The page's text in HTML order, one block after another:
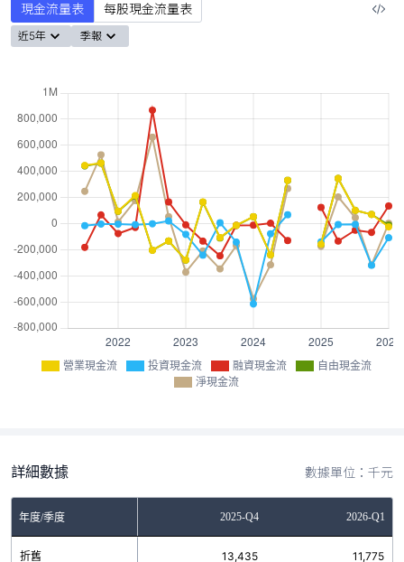
現金流量表 每股現金流量表
近5年 季報
營業現金流 投資現金流 融資現金流
自由現金流
淨現金流
詳細數據 數據單位：千元
年度/季度 2025-Q4 2026-Q1
折舊 13,435 11,775